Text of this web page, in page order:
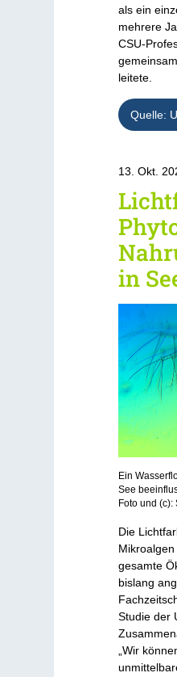
als ein
mehrere
CSU-
leitete.
Quelle:
13. Okt.
in
Ein
See
Foto und
Die
gesamte
bislang
Studie der
„Wir